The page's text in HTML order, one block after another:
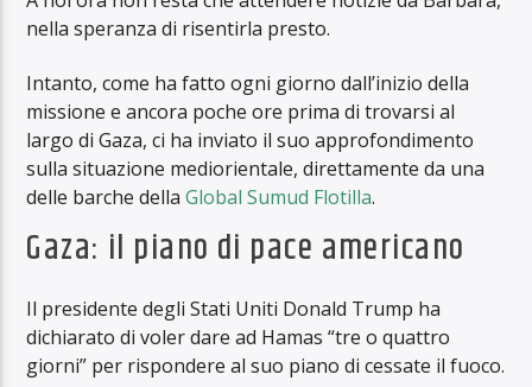
nella speranza di risentirla presto.
Intanto, come ha fatto ogni giorno dall’inizio della
missione e ancora poche ore prima di trovarsi al
largo di Gaza, ci ha inviato il suo approfondimento
sulla situazione mediorientale, direttamente da una
delle barche dellaGlobal Sumud Flotilla.
Gaza: il piano di pace americano
Il presidente degli Stati Uniti Donald Trump ha
dichiarato di voler dare ad Hamas “tre o quattro
giorni” per rispondere al suo piano di cessate il fuoco.